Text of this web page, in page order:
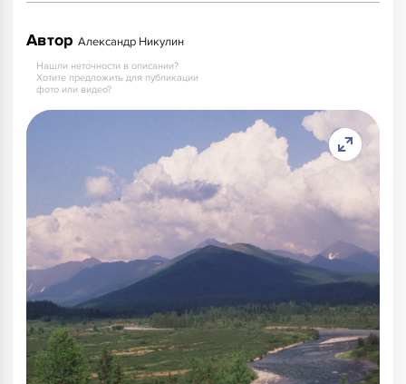
Автор Александр Никулин
Нашли неточности в описании?
Хотите предложить для публикации
фото или видео?